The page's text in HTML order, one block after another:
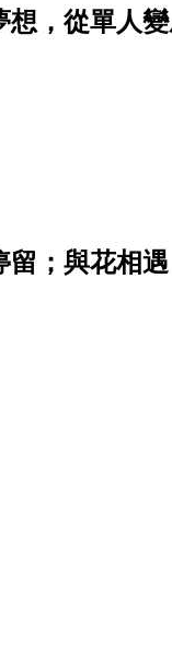
，從單人
留；與花相